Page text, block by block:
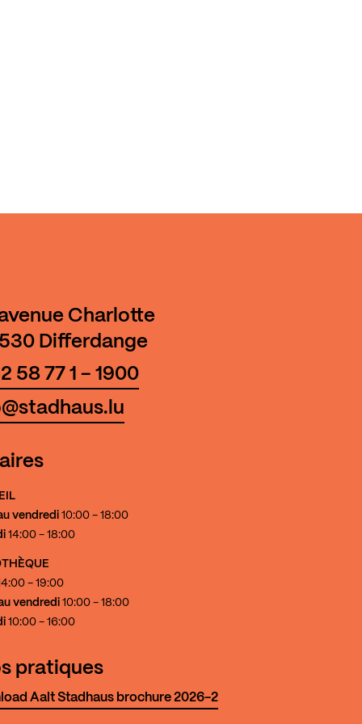
Charlotte
Differdange
58 77 1 - 1900
vendredi 10:00 - 18:00
14:00 - 18:00
- 19:00
vendredi 10:00 - 18:00
10:00 - 16:00
pratiques
Aalt Stadhaus brochure 2026-2